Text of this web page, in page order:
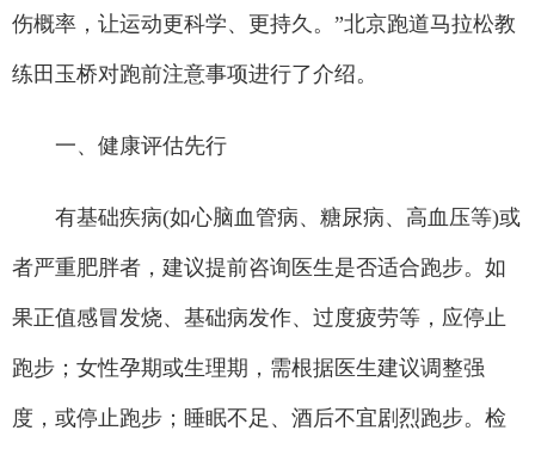
伤概率，让运动更科学、更持久。”北京跑道马拉松教
练田玉桥对跑前注意事项进行了介绍。
一、健康评估先行
有基础疾病(如心脑血管病、糖尿病、高血压等)或
者严重肥胖者，建议提前咨询医生是否适合跑步。如
果正值感冒发烧、基础病发作、过度疲劳等，应停止
跑步；女性孕期或生理期，需根据医生建议调整强
度，或停止跑步；睡眠不足、酒后不宜剧烈跑步。检